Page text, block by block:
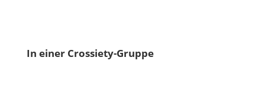
In einer Crossiety-Gruppe